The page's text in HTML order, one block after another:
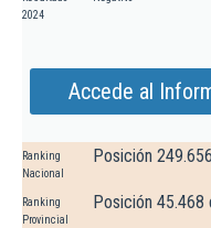
2024
Accede al
Ranking
Nacional
Posición 249.656
Ranking
Provincial
Posición 45.468